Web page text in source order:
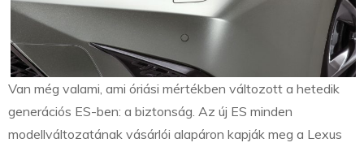
Van még valami, ami óriási mértékben változott a hetedik
generációs ES-ben: a biztonság. Az új ES minden
modellváltozatának vásárlói alapáron kapják meg a Lexus